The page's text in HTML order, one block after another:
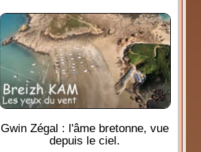
Gwin Zégal : l'âme bretonne, vue
depuis le ciel.